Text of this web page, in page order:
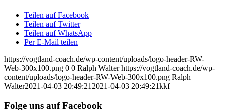
Teilen auf Facebook
Teilen auf Twitter
Teilen auf WhatsApp
Per E-Mail teilen
https://vogtland-coach.de/wp-content/uploads/logo-header-RW-
Web-300x100.png 0 0 Ralph Walter https://vogtland-coach.de/wp-
content/uploads/logo-header-RW-Web-300x100.png Ralph
Walter2021-04-03 20:49:21 2021-04-03 20:49:21kkf
Folge uns auf Facebook